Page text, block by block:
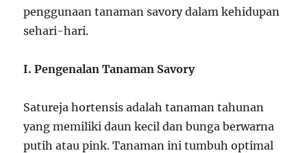
penggunaan tanaman savory dalam kehidupan
sehari-hari.
I. Pengenalan Tanaman Savory
Satureja hortensis adalah tanaman tahunan
yang memiliki daun kecil dan bunga berwarna
putih atau pink. Tanaman ini tumbuh optimal